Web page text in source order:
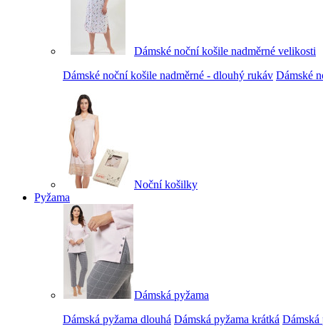
Dámské noční košile nadměrné velikosti
Dámské noční košile nadměrné - dlouhý rukáv Dámské
Noční košilky
Pyžama
Dámská pyžama
Dámská pyžama dlouhá Dámská pyžama krátká Dámská